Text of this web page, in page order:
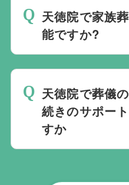
ください。
れる人数によっ
か注意しておくと
は斎場を熟知して
点がありましたら
い。
天徳院で家族
能ですか?
要望にお応えして
天徳院で葬儀
続きのサポー
すか